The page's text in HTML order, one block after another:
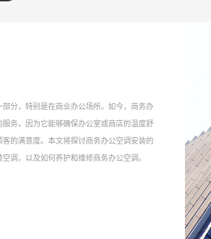
平区净水诺百纳管线机系列
分，特别是在商业办公场所。如今，商务办
务，因为它能够确保办公室或商店的温度舒
的满意度。本文将探讨商务办公空调安装的
调，以及如何养护和维修商务办公空调。